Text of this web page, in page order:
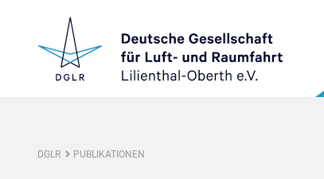
DGLR PUBLIKATIONEN